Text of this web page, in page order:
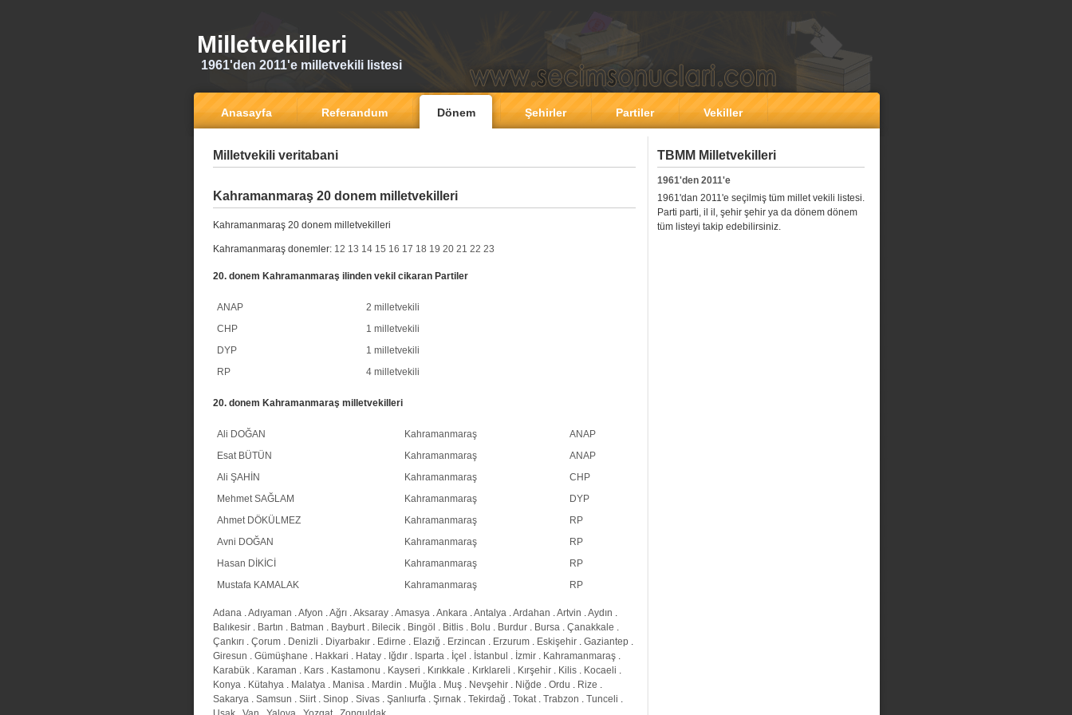
Milletvekilleri
1961'den 2011'e milletvekili listesi
Anasayfa Referandum Dönem Şehirler Partiler Vekiller
Milletvekili veritabani
Kahramanmaraş 20 donem milletvekilleri
Kahramanmaraş 20 donem milletvekilleri
Kahramanmaraş donemler: 12 13 14 15 16 17 18 19 20 21 22 23
20. donem Kahramanmaraş ilinden vekil cikaran Partiler
ANAP
2 milletvekili
CHP
1 milletvekili
DYP
1 milletvekili
RP
4 milletvekili
20. donem Kahramanmaraş milletvekilleri
Ali DOĞAN Kahramanmaraş
ANAP
Esat BÜTÜN
Kahramanmaraş
ANAP
Ali ŞAHİN
Kahramanmaraş
CHP
Mehmet SAĞLAM
Kahramanmaraş
DYP
Ahmet DÖKÜLMEZ
Kahramanmaraş
RP
Avni DOĞAN
Kahramanmaraş
RP
Hasan DİKİCİ
Kahramanmaraş
RP
Mustafa KAMALAK
Kahramanmaraş RP
Adana .Adıyaman .Afyon .Ağrı .Aksaray .Amasya .Ankara .Antalya .Ardahan .Artvin .Aydın .
Balıkesir . Bartın . Batman . Bayburt. Bilecik . Bingöl . Bitlis . Bolu . Burdur . Bursa . Çanakkale .
Çankırı . Çorum . Denizli . Diyarbakır . Edirne . Elazığ . Erzincan . Erzurum . Eskişehir . Gaziantep .
Giresun . Gümüşhane . Hakkari . Hatay . Iğdır . Isparta . İçel . İstanbul . İzmir . Kahramanmaraş .
Karabük . Karaman . Kars . Kastamonu . Kayseri . Kırıkkale . Kırklareli . Kırşehir . Kilis . Kocaeli .
Konya . Kütahya . Malatya . Manisa . Mardin . Muğla . Muş . Nevşehir . Niğde . Ordu . Rize .
Sakarya . Samsun . Siirt. Sinop . Sivas . Şanlıurfa . Şırnak . Tekirdağ . Tokat. Trabzon . Tunceli .
TBMM Milletvekilleri
1961'den 2011'e
1961'dan 2011'e seçilmiş tüm millet vekili listesi.
Parti parti, il il, şehir şehir ya da dönem dönem
tüm listeyi takip edebilirsiniz.